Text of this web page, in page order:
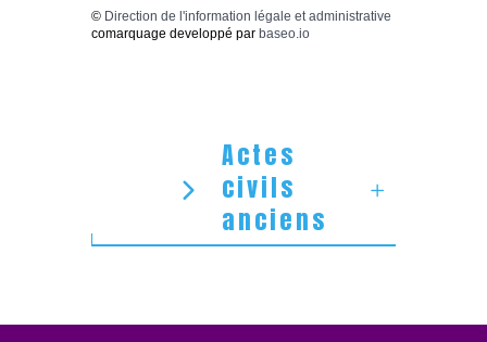
© Direction de l'information légale et administrative
comarquage developpé par baseo.io
Actes
civils
anciens